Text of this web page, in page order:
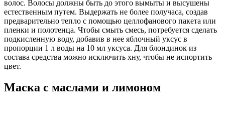
волос. Волосы должны быть до этого вымыты и высушены
естественным путем. Выдержать не более получаса, создав
предварительно тепло с помощью целлофанового пакета или
пленки и полотенца. Чтобы смыть смесь, потребуется сделать
подкисленную воду, добавив в нее яблочный уксус в
пропорции 1 л воды на 10 мл уксуса. Для блондинок из
состава средства можно исключить хну, чтобы не испортить
цвет.
Маска с маслами и лимоном